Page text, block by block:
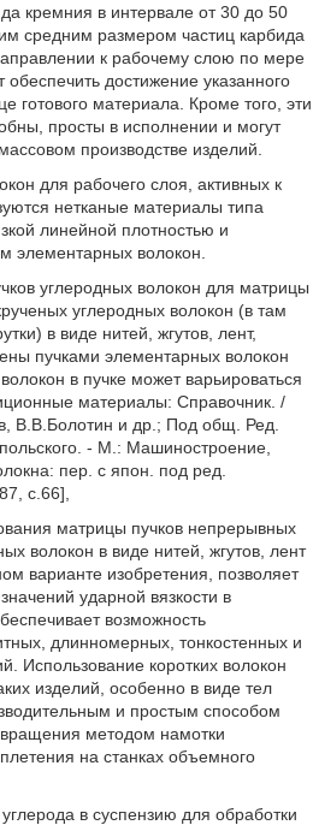
кремния в интервале от 30 до 50
средним размером частиц карбида
к рабочему слою по мере
достижение указанного
готового материала. Кроме того, эти
просты в исполнении и могут
производстве изделий.
для рабочего слоя, активных к
нетканые материалы типа
линейной плотностью и
элементарных волокон.
углеродных волокон для матрицы
углеродных волокон (в там
в виде нитей, жгутов, лент,
пучками элементарных волокон
в пучке может варьироваться
материалы: Справочник. /
В.В.Болотин и др.; Под общ. Ред.
- М.: Машиностроение,
пер. с япон. под ред.
с.66],
матрицы пучков непрерывных
волокон в виде нитей, жгутов, лент
варианте изобретения, позволяет
ударной вязкости в
возможность
длинномерных, тонкостенных и
Использование коротких волокон
изделий, особенно в виде тел
и простым способом
методом намотки
на станках объемного
в суспензию для обработки